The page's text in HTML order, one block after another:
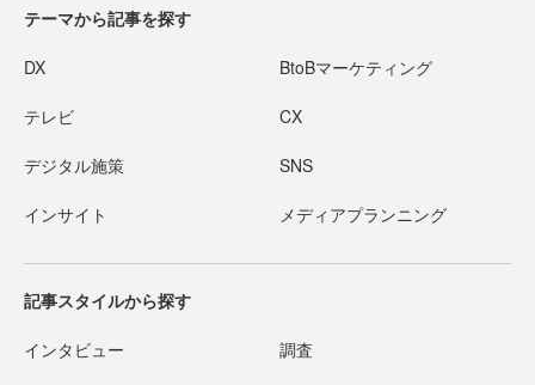
テーマから記事を探す
DX BtoBマーケティング
テレビ CX
デジタル施策 SNS
インサイト メディアプランニング
記事スタイルから探す
インタビュー 調査